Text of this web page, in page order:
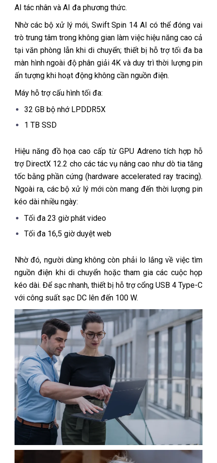
AI tác nhân và AI đa phương thức.
Nhờ các bộ xử lý mới, Swift Spin 14 AI có thể đóng vai
trò trung tâm trong không gian làm việc hiệu năng cao cả
tại văn phòng lẫn khi di chuyển; thiết bị hỗ trợ tối đa ba
màn hình ngoài độ phân giải 4K và duy trì thời lượng pin
ấn tượng khi hoạt động không cần nguồn điện.
Máy hỗ trợ cấu hình tối đa:
32 GB bộ nhớ LPDDR5X
1 TB SSD
Hiệu năng đồ họa cao cấp từ GPU Adreno tích hợp hỗ
trợ DirectX 12.2 cho các tác vụ nâng cao như dò tia tăng
tốc bằng phần cứng (hardware accelerated ray tracing).
Ngoài ra, các bộ xử lý mới còn mang đến thời lượng pin
kéo dài nhiều ngày:
Tối đa 23 giờ phát video
Tối đa 16,5 giờ duyệt web
Nhờ đó, người dùng không còn phải lo lắng về việc tìm
nguồn điện khi di chuyển hoặc tham gia các cuộc họp
kéo dài. Để sạc nhanh, thiết bị hỗ trợ cổng USB 4 Type-C
với công suất sạc DC lên đến 100 W.